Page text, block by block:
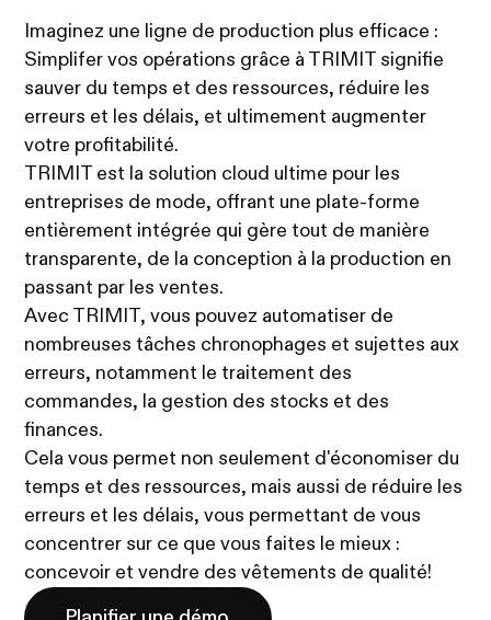
Imaginez une ligne de production plus efficace :
Simplifer vos opérations grâce à TRIMIT signifie
sauver du temps et des ressources, réduire les
erreurs et les délais, et ultimement augmenter
votre profitabilité.
TRIMIT est la solution cloud ultime pour les
entreprises de mode, offrant une plate-forme
entièrement intégrée qui gère tout de manière
transparente, de la conception à la production en
passant par les ventes.
Avec TRIMIT, vous pouvez automatiser de
nombreuses tâches chronophages et sujettes aux
erreurs, notamment le traitement des
commandes, la gestion des stocks et des
finances.
Cela vous permet non seulement d'économiser du
temps et des ressources, mais aussi de réduire les
erreurs et les délais, vous permettant de vous
concentrer sur ce que vous faites le mieux :
concevoir et vendre des vêtements de qualité!